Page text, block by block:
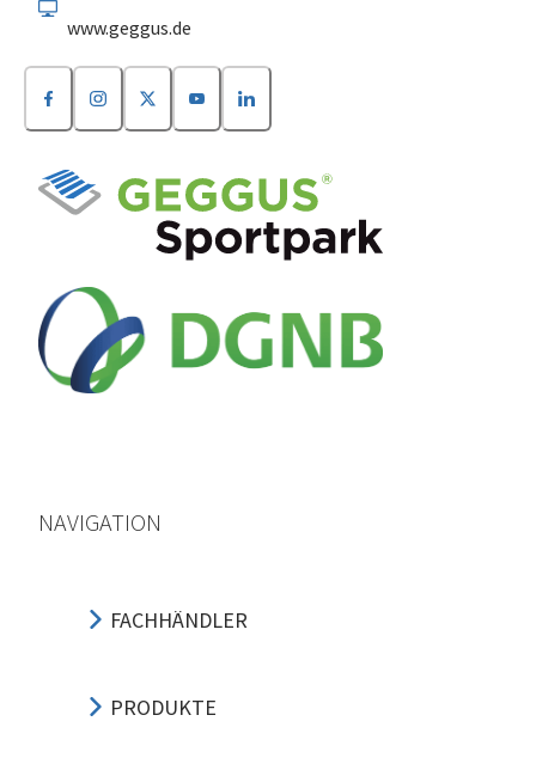
www.geggus.de
NAVIGATION
FACHHÄNDLER
PRODUKTE